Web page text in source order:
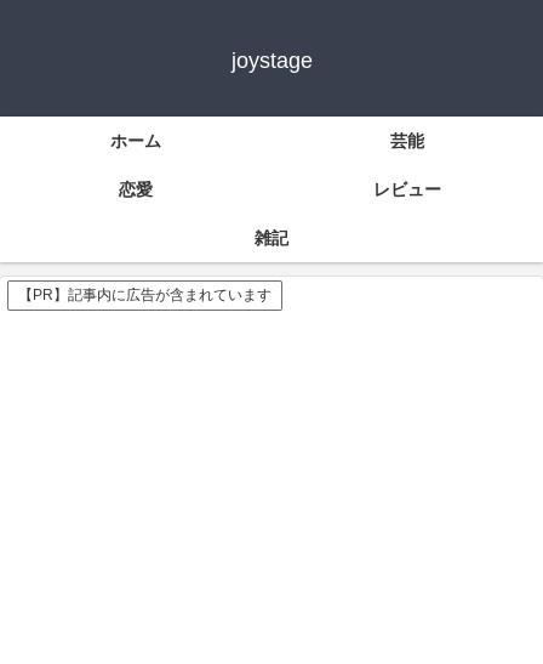
joystage
ホーム 芸能
恋愛 レビュー
雑記
【PR】記事内に広告が含まれています